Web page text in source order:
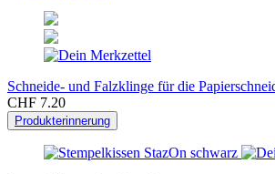
Schneide- und Falzklinge für die
CHF 7.20
Produkterinnerung